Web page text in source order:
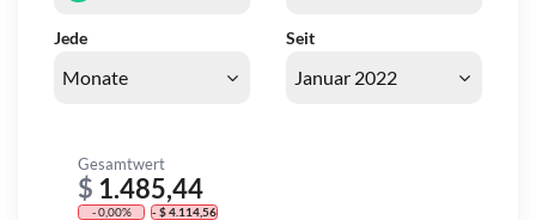
Jede Seit
Gesamtwert
$ 1.485,44
- 0,00% - $ 4.114,56